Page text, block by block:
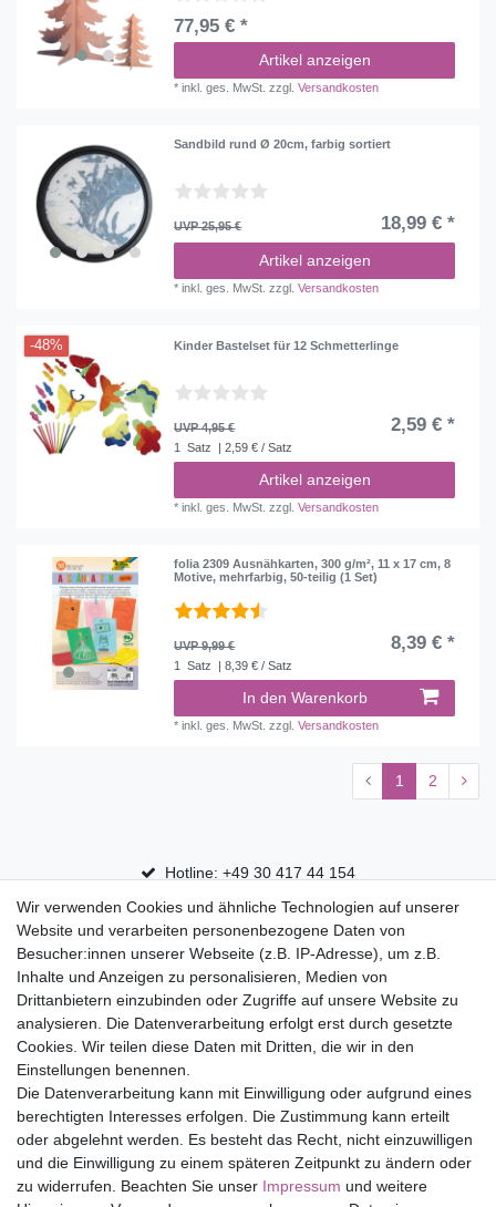
77,95 € *
Artikel anzeigen
*inkl. ges. MwSt. zzgl.Versandkosten
Sandbild rund Ø 20cm, farbig sortiert
UVP 25,95 € 18,99 € *
Artikel anzeigen
*inkl. ges. MwSt. zzgl.Versandkosten
-48% Kinder Bastelset für 12 Schmetterlinge
UVP 4,95 € 2,59 € *
1 Satz | 2,59 € / Satz
Artikel anzeigen
*inkl. ges. MwSt. zzgl.Versandkosten
folia 2309 Ausnähkarten, 300 g/m², 11 x 17 cm, 8
Motive, mehrfarbig, 50-teilig (1 Set)
UVP 9,99 € 8,39 € *
1 Satz | 8,39 € / Satz
In den Warenkorb
*inkl. ges. MwSt. zzgl.Versandkosten
1 2
Hotline: +49 30 417 44 154
30 Tage Rückgaberecht
Versandfrei ab 75 € in Deutschland
Top Marken
Eduplay
Folia Bringmann
Shop
Mein Konto
Service
Wir verwenden Cookies und ähnliche Technologien auf unserer
Website und verarbeiten personenbezogene Daten von
Besucher:innen unserer Webseite (z.B. IP-Adresse), um z.B.
Inhalte und Anzeigen zu personalisieren, Medien von
Drittanbietern einzubinden oder Zugriffe auf unsere Website zu
analysieren. Die Datenverarbeitung erfolgt erst durch gesetzte
Cookies. Wir teilen diese Daten mit Dritten, die wir in den
Einstellungen benennen.
Die Datenverarbeitung kann mit Einwilligung oder aufgrund eines
berechtigten Interesses erfolgen. Die Zustimmung kann erteilt
oder abgelehnt werden. Es besteht das Recht, nicht einzuwilligen
und die Einwilligung zu einem späteren Zeitpunkt zu ändern oder
zu widerrufen. Beachten Sie unser Impressum und weitere